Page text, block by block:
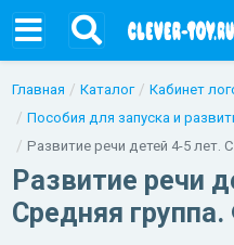
Главная Каталог
Кабинет
Пособия для запуска и
Развитие речи детей 4-5 лет.
Развитие речи
Средняя